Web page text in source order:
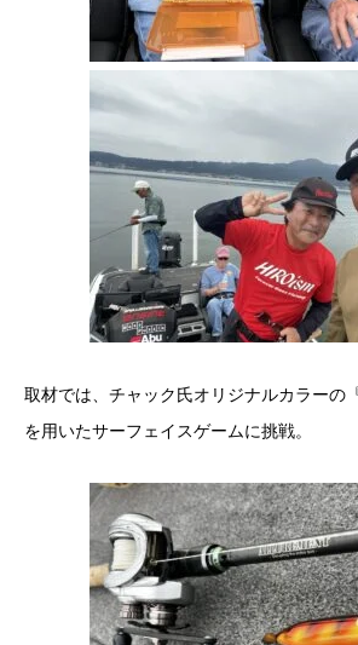
取材では、チャック氏オリジナルカラーの
を用いたサーフェイスゲームに挑戦。